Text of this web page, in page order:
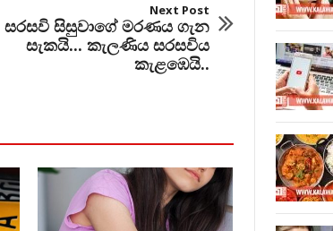
Next Post
සරසවි සිසුවාගේ මරණය ගැන
සැකයි... කැලණිය සරසවිය
කැළඹෙයි..